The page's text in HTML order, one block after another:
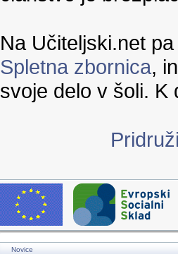
Na Učiteljski.net
Spletna zbornica,
svoje delo v šoli. K
Novice